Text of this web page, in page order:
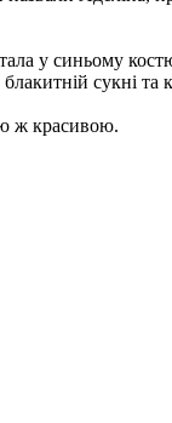
у синьому
сукні та
ж красивою.